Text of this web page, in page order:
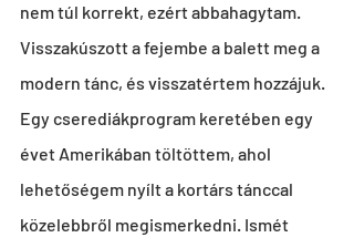
nem túl korrekt, ezért abbahagytam.
Visszakúszott a fejembe a balett meg a
modern tánc, és visszatértem hozzájuk.
Egy cserediákprogram keretében egy
évet Amerikában töltöttem, ahol
lehetőségem nyílt a kortárs tánccal
közelebbről megismerkedni. Ismét